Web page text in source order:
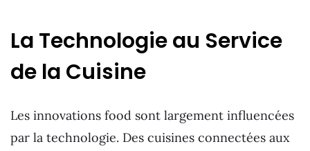
La Technologie au Service
de la Cuisine
Les innovations food sont largement influencées
par la technologie. Des cuisines connectées aux